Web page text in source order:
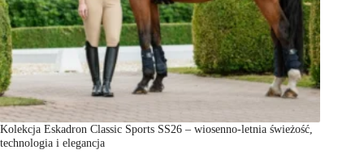
Kolekcja Eskadron Classic Sports SS26 – wiosenno-letnia świeżość,
technologia i elegancja